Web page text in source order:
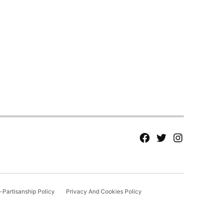
fb Tw tw
Partisanship Policy Privacy And Cookies Policy